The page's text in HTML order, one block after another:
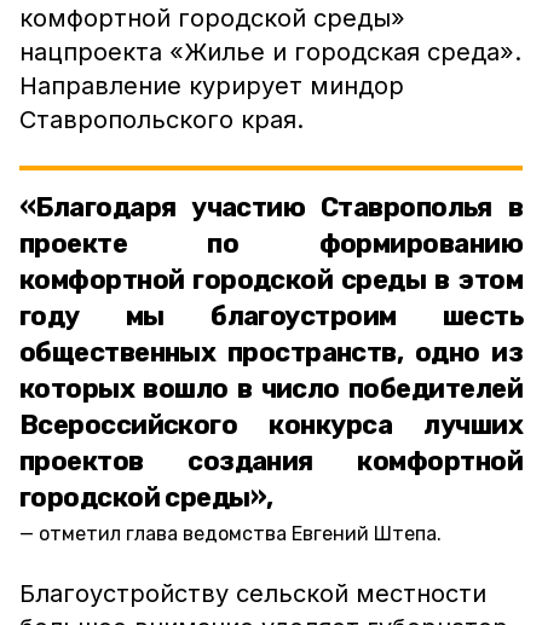
комфортной городской среды»
нацпроекта «Жилье и городская среда».
Направление курирует миндор
Ставропольского края.
«Благодаря участию Ставрополья в
проекте по формированию
комфортной городской среды в этом
году мы благоустроим шесть
общественных пространств, одно из
которых вошло в число победителей
Всероссийского конкурса лучших
проектов создания комфортной
городской среды»,
отметил глава ведомства Евгений Штепа.
Благоустройству сельской местности